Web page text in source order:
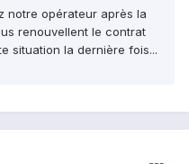
notre opérateur après la
renouvellent le contrat
situation la dernière fois...